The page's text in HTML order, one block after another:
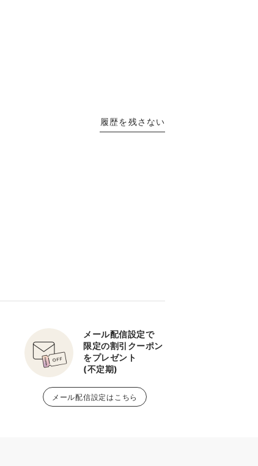
履歴を残さない
メール配信設定で
限定の割引クーポン
をプレゼント
(不定期)
メール配信設定はこちら